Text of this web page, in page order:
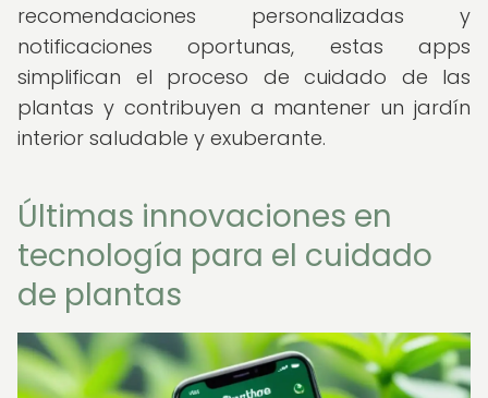
recomendaciones personalizadas y
notificaciones oportunas, estas apps
simplifican el proceso de cuidado de las
plantas y contribuyen a mantener un jardín
interior saludable y exuberante.
Últimas innovaciones en
tecnología para el cuidado
de plantas